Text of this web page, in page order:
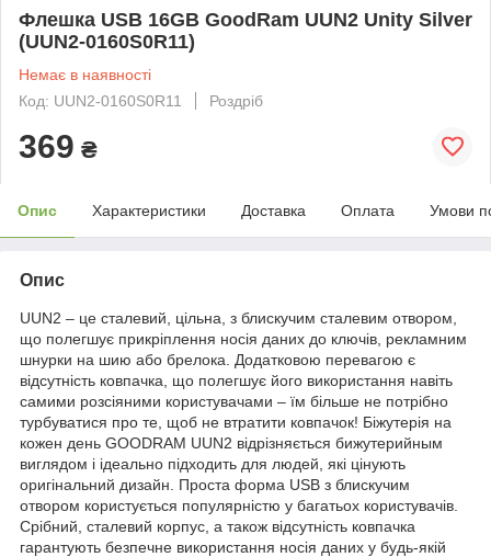
Флешка USB 16GB GoodRam UUN2 Unity Silver
(UUN2-0160S0R11)
Немає в наявності
Код: UUN2-0160S0R11
Роздріб
369 ₴
Опис Характеристики Доставка Оплата Умови
Опис
UUN2 – це сталевий, цільна, з блискучим сталевим отвором,
що полегшує прикріплення носія даних до ключів, рекламним
шнурки на шию або брелока. Додатковою перевагою є
відсутність ковпачка, що полегшує його використання навіть
самими розсіяними користувачами – їм більше не потрібно
турбуватися про те, щоб не втратити ковпачок! Біжутерія на
кожен день GOODRAM UUN2 відрізняється бижутерийным
виглядом і ідеально підходить для людей, які цінують
оригінальний дизайн. Проста форма USB з блискучим
отвором користується популярністю у багатьох користувачів.
Срібний, сталевий корпус, а також відсутність ковпачка
гарантують безпечне використання носія даних у будь-якій